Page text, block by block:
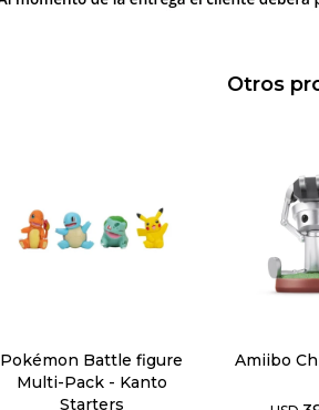
Otros
Pokémon Battle figure
Multi-Pack - Kanto
Starters
Amiibo